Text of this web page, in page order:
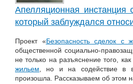
Апелляционная
который заблуждался
Проект «Безопасность сделок с
общественной социально-
не только на разъяснение того,
жильем , но и на содействие в
произошла. Рассказываем об этом